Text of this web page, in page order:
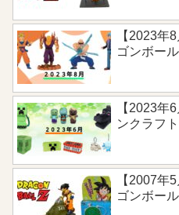
【2023年
ゴンボール
【2023年
ンクラフト
【2007年
ゴンボール